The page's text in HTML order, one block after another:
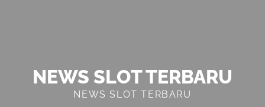
NEWS SLOT TERBARU
NEWS SLOT TERBARU